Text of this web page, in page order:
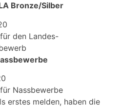
Bronze/Silber
den Landes-
Nassbewerbe
erstes melden, haben die